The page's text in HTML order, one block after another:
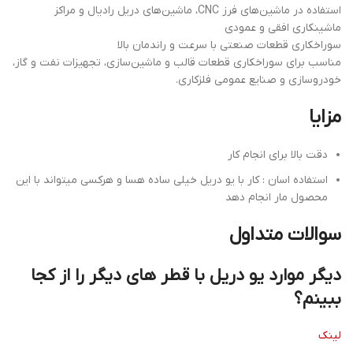
استفاده در ماشین‌های فرز CNC، ماشین‌های دریل رادیال و مراکز
ماشینکاری افقی و عمودی
سوراخکاری قطعات صنعتی با سرعت و راندمان بالا
مناسب برای سوراخکاری قطعات قالب و ماشین‌سازی، تجهیزات نفت و گاز،
خودروسازی و صنایع عمومی فلزکاری.
مزایا
دقت بالا برای انجام کار
استفاده اسان : کار با یو دریل خیلی ساده هسا و هرکسی میتواند با این
محصول مار انجام دهد
سوالات متداول
دیگر موارد یو دریل با قطر های دیگر را از کجا
ببینم؟
لینک